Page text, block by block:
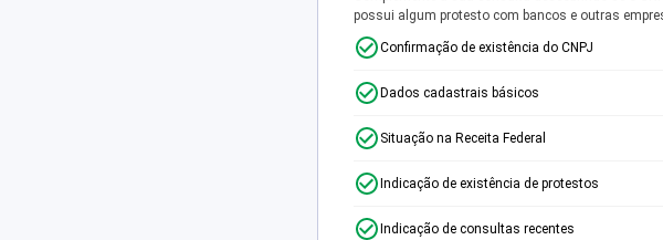
possui algum protesto com bancos e outras
Confirmação de existência do CNPJ
Dados cadastrais básicos
Situação na Receita Federal
Indicação de existência de protestos
Indicação de consultas recentes